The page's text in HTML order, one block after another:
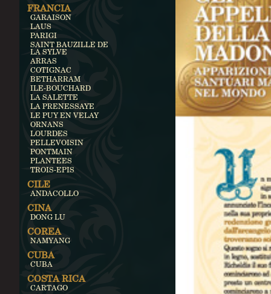
FRANCIA
GARAISON
LAUS
PARIGI
SAINT BAUZILLE DE
LA SYLVE
ARRAS
COTIGNAC
BETHARRAM
ILE-BOUCHARD
LA SALETTE
LA PRENESSAYE
LE PUY EN VELAY
ORNANS
LOURDES
PELLEVOISIN
PONTMAIN
PLANTEES
TROIS-EPIS
CILE
ANDACOLLO
CINA
DONG LU
COREA
NAMYANG
CUBA
CUBA
COSTA RICA
CARTAGO